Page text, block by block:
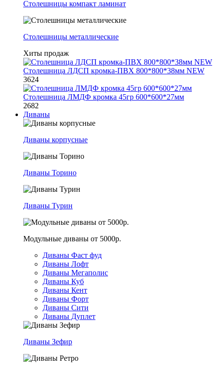
Столешницы компакт ламинат
Столешницы металлические
Хиты продаж
Столешница ЛДСП кромка-ПВХ 800*800*38мм NEW
3624
Столешница ЛМДФ кромка 45гр 600*600*27мм
2682
Диваны
Диваны корпусные
Диваны Торино
Диваны Турин
Модульные диваны от 5000р.
Диваны Фаст фуд
Диваны Лофт
Диваны Мегаполис
Диваны Куб
Диваны Кент
Диваны Форт
Диваны Сити
Диваны Дуплет
Диваны Зефир